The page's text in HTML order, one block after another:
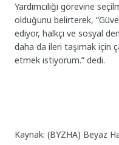
Yardımcılığı görevine
olduğunu belirterek,
ediyor, halkçı ve sosyal
daha da ileri taşımak için
etmek istiyorum.” dedi.
Kaynak: (BYZHA) Beyaz